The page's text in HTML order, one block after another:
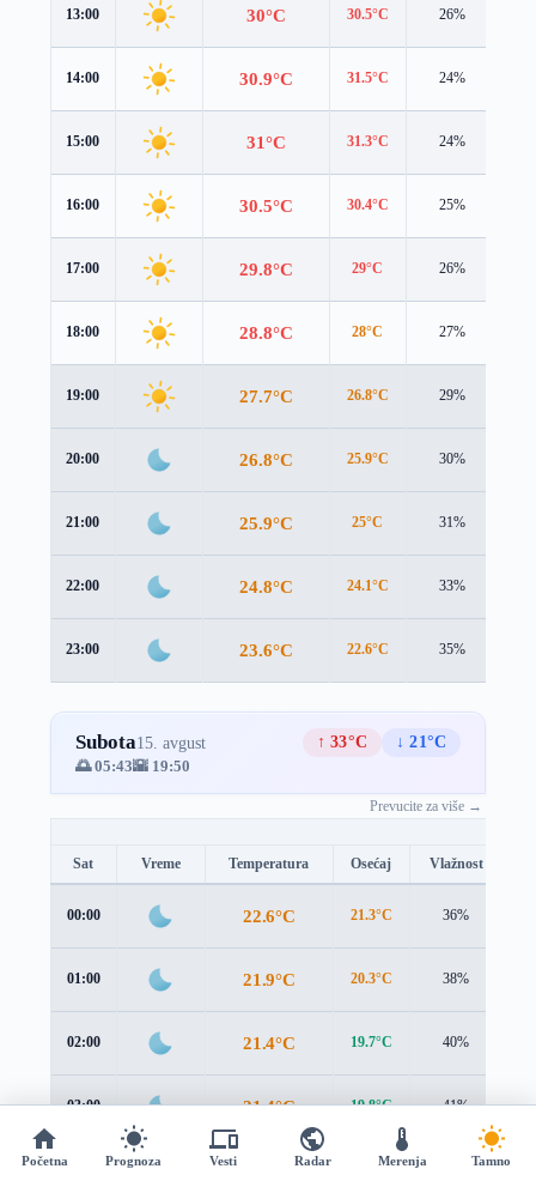
13:00 30°C 30.5°C 26%
14:00 30.9°C 31.5°C 24%
15:00 31°C 31.3°C 24%
16:00 30.5°C 30.4°C 25%
17:00 29.8°C 29°C 26%
18:00 28.8°C 28°C 27%
19:00 27.7°C 26.8°C 29%
20:00 26.8°C 25.9°C 30%
21:00 25.9°C 25°C 31%
22:00 24.8°C 24.1°C 33%
23:00 23.6°C 22.6°C 35%
Subota15. avgust ↑ 33°C
↓ 21°C
🌅 05:43🌇 19:50
Prevucite za više →
Sat Vreme Temperatura Osećaj Vlažnost
00:00 22.6°C 21.3°C 36%
01:00 21.9°C 20.3°C 38%
02:00 21.4°C 19.7°C 40%
03:00 21.4°C 19.8°C 41%
04:00 21.5°C 20.3°C
Početna Prognoza Vesti Radar Merenja Tamno